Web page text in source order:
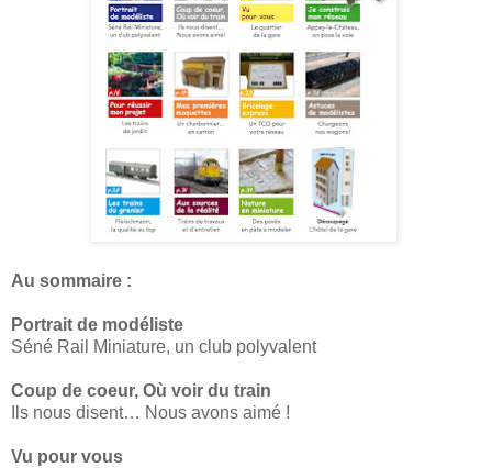
Au sommaire :
Portrait de modéliste
Séné Rail Miniature, un club polyvalent
Coup de coeur, Où voir du train
Ils nous disent… Nous avons aimé !
Vu pour vous